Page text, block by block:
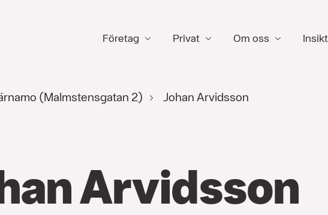
Företag Privat Om oss Insikt
(Malmstensgatan 2) Johan Arvidsson
Arvidsson